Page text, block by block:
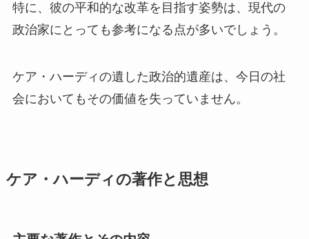
特に、彼の平和的な改革を目指す姿勢は、現代の
政治家にとっても参考になる点が多いでしょう。
ケア・ハーディの遺した政治的遺産は、今日の社
会においてもその価値を失っていません。
ケア・ハーディの著作と思想